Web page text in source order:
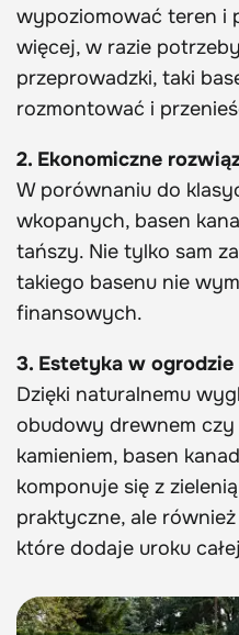
wypoziomować teren i
więcej, w razie
przeprowadzki, taki
rozmontować i
2. Ekonomiczne
W porównaniu do
wkopanych, basen
tańszy. Nie tylko sam
takiego basenu nie
finansowych.
3. Estetyka w ogrodzie
Dzięki naturalnemu
obudowy drewnem
kamieniem, basen
komponuje się z
praktyczne, ale
które dodaje uroku